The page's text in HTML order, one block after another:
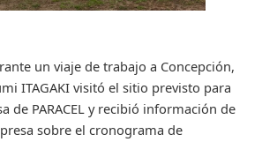
un viaje de trabajo a Concepción,
ITAGAKI visitó el sitio previsto para
de PARACEL y recibió información de
sobre el cronograma de